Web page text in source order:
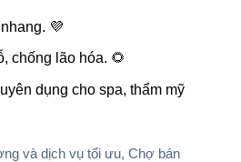
💜
chống lão hóa. 🌻
dụng cho spa, thẩm mỹ
và dịch vụ tối ưu, Chợ bán